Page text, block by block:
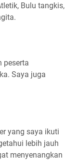
Bulu tangkis,
peserta
Saya juga
yang saya ikuti
lebih jauh
menyenangkan